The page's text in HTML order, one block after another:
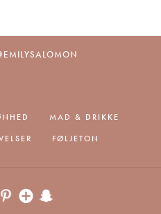
MAD & DRIKKE
FØLJETON